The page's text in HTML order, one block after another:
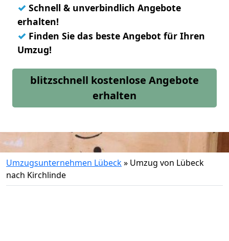
✓ Schnell & unverbindlich Angebote
erhalten!
✓ Finden Sie das beste Angebot für Ihren
Umzug!
blitzschnell kostenlose Angebote
erhalten
Umzugsunternehmen Lübeck» Umzug von Lübeck
nach Kirchlinde